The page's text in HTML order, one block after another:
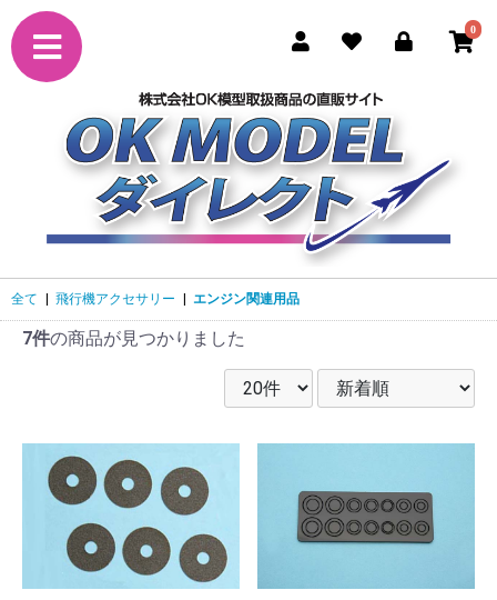
0
全て 飛行機アクセサリー エンジン関連用品
7件の商品が見つかりました